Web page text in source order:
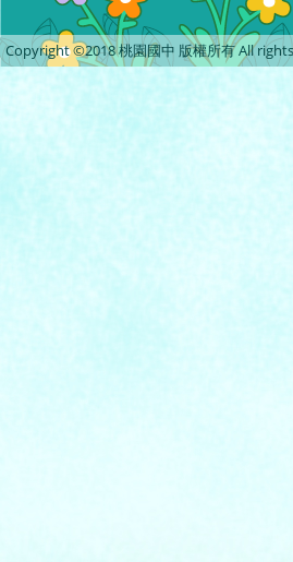
Copyright ©2018 桃園國中 版權所有 All